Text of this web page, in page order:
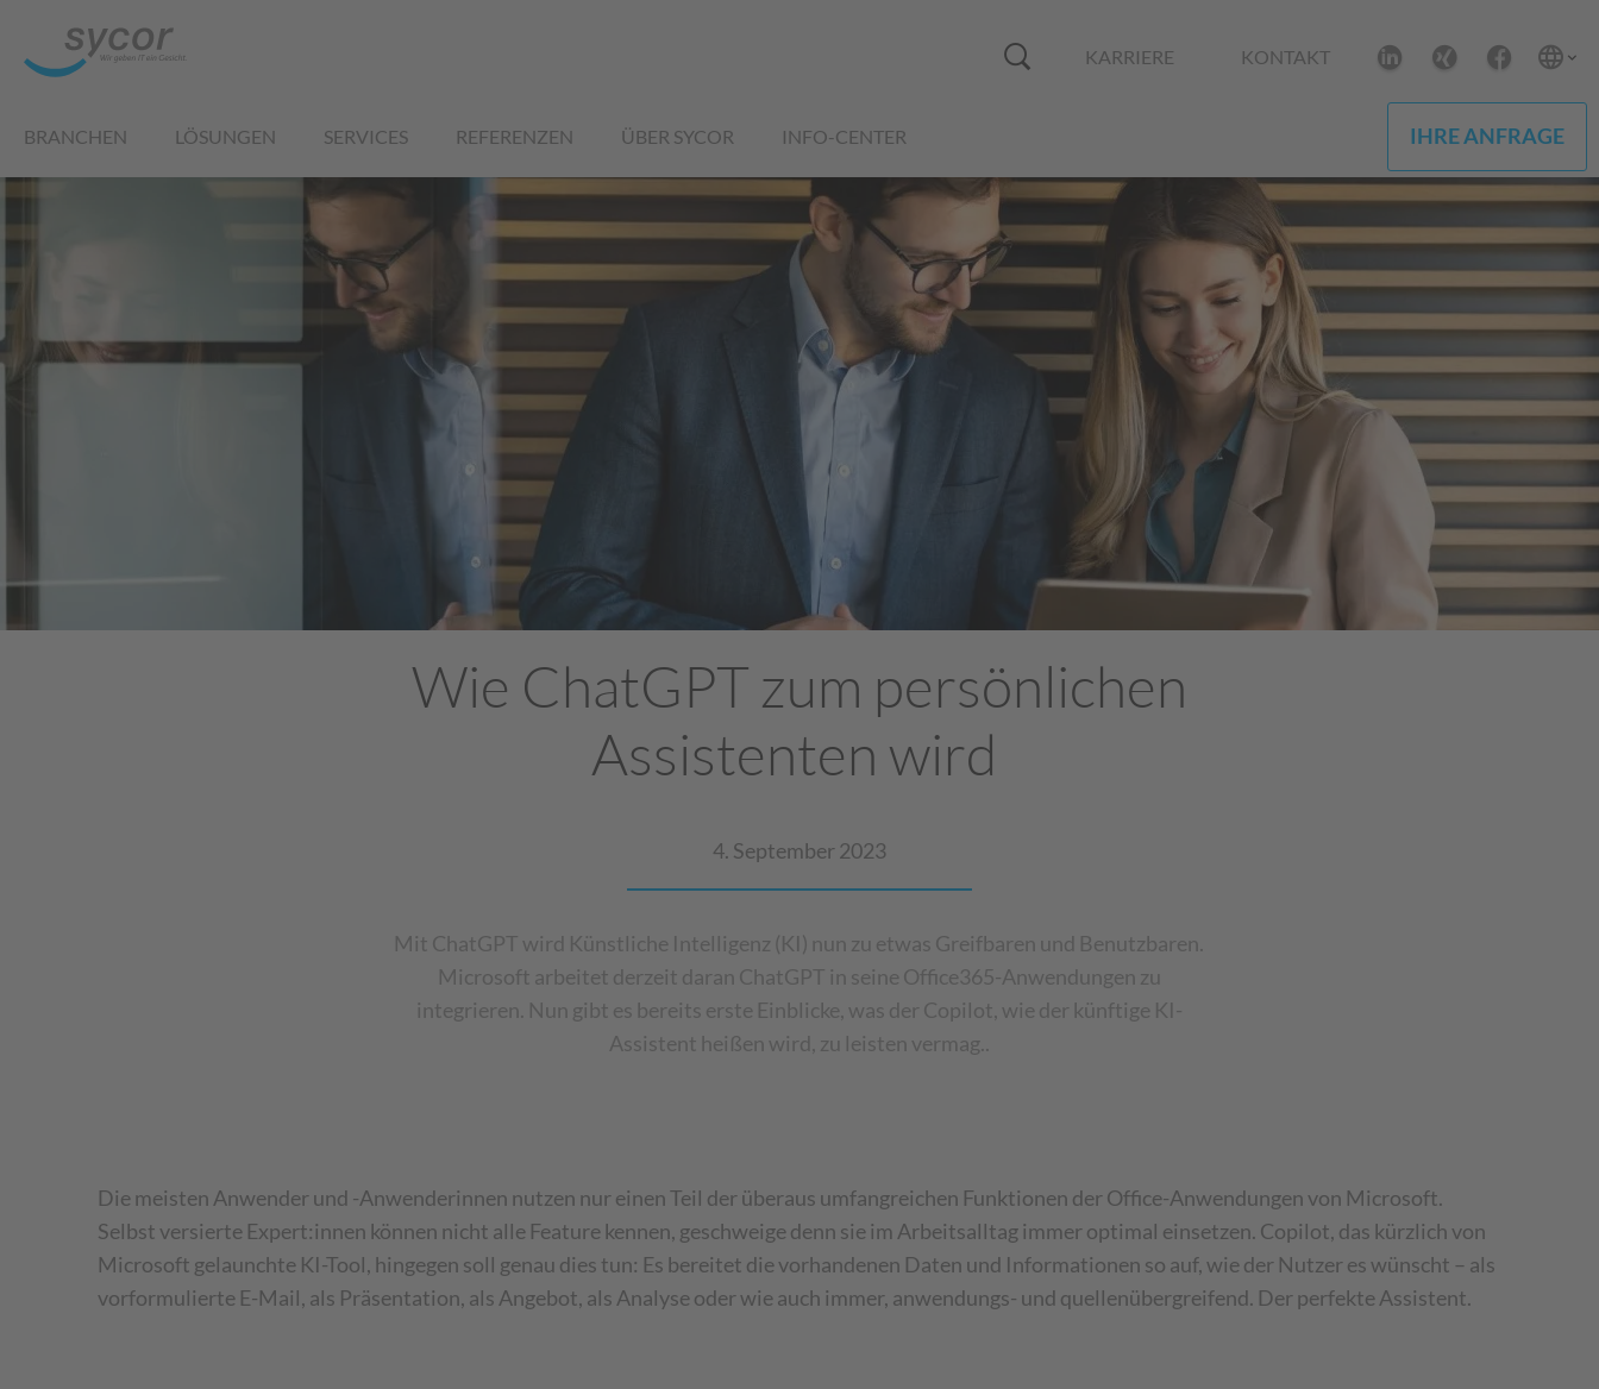
KARRIERE KONTAKT
BRANCHEN LÖSUNGEN SERVICES REFERENZEN ÜBER SYCOR INFO-CENTER IHRE ANFRAGE
Wie ChatGPT zum persönlichen
Assistenten wird
4. September 2023
Mit ChatGPT wird Künstliche Intelligenz (KI) nun zu etwas Greifbaren und Benutzbaren.
Microsoft arbeitet derzeit daran ChatGPT in seine Office365-Anwendungen zu
integrieren. Nun gibt es bereits erste Einblicke, was der Copilot, wie der künftige KI-
Assistent heißen wird, zu leisten vermag..
Die meisten Anwender und -Anwenderinnen nutzen nur einen Teil der überaus umfangreichen Funktionen der Office-Anwendungen von Microsoft.
Selbst versierte Expert:innen können nicht alle Feature kennen, geschweige denn sie im Arbeitsalltag immer optimal einsetzen. Copilot, das kürzlich von
Microsoft gelaunchte KI-Tool, hingegen soll genau dies tun: Es bereitet die vorhandenen Daten und Informationen so auf, wie der Nutzer es wünscht – als
vorformulierte E-Mail, als Präsentation, als Angebot, als Analyse oder wie auch immer, anwendungs- und quellenübergreifend. Der perfekte Assistent.